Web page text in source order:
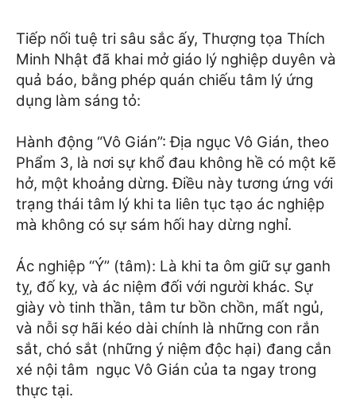
Tiếp nối tuệ tri sâu sắc ấy, Thượng tọa Thích
Minh Nhật đã khai mở giáo lý nghiệp duyên và
quả báo, bằng phép quán chiếu tâm lý ứng
dụng làm sáng tỏ:
Hành động “Vô Gián”: Địa ngục Vô Gián, theo
Phẩm 3, là nơi sự khổ đau không hề có một kẽ
hở, một khoảng dừng. Điều này tương ứng với
trạng thái tâm lý khi ta liên tục tạo ác nghiệp
mà không có sự sám hối hay dừng nghỉ.
Ác nghiệp “Ý” (tâm): Là khi ta ôm giữ sự ganh
tỵ, đố kỵ, và ác niệm đối với người khác. Sự
giày vò tinh thần, tâm tư bồn chồn, mất ngủ,
và nỗi sợ hãi kéo dài chính là những con rắn
sắt, chó sắt (những ý niệm độc hại) đang cắn
xé nội tâm ngục Vô Gián của ta ngay trong
thực tại.